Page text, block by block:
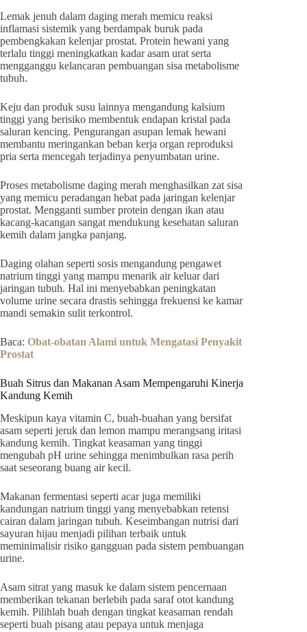
Lemak jenuh dalam daging merah memicu reaksi
inflamasi sistemik yang berdampak buruk pada
pembengkakan kelenjar prostat. Protein hewani yang
terlalu tinggi meningkatkan kadar asam urat serta
mengganggu kelancaran pembuangan sisa metabolisme
tubuh.
Keju dan produk susu lainnya mengandung kalsium
tinggi yang berisiko membentuk endapan kristal pada
saluran kencing. Pengurangan asupan lemak hewani
membantu meringankan beban kerja organ reproduksi
pria serta mencegah terjadinya penyumbatan urine.
Proses metabolisme daging merah menghasilkan zat sisa
yang memicu peradangan hebat pada jaringan kelenjar
prostat. Mengganti sumber protein dengan ikan atau
kacang-kacangan sangat mendukung kesehatan saluran
kemih dalam jangka panjang.
Daging olahan seperti sosis mengandung pengawet
natrium tinggi yang mampu menarik air keluar dari
jaringan tubuh. Hal ini menyebabkan peningkatan
volume urine secara drastis sehingga frekuensi ke kamar
mandi semakin sulit terkontrol.
Baca: Obat-obatan Alami untuk Mengatasi Penyakit
Prostat
Buah Sitrus dan Makanan Asam Mempengaruhi Kinerja
Kandung Kemih
Meskipun kaya vitamin C, buah-buahan yang bersifat
asam seperti jeruk dan lemon mampu merangsang iritasi
kandung kemih. Tingkat keasaman yang tinggi
mengubah pH urine sehingga menimbulkan rasa perih
saat seseorang buang air kecil.
Makanan fermentasi seperti acar juga memiliki
kandungan natrium tinggi yang menyebabkan retensi
cairan dalam jaringan tubuh. Keseimbangan nutrisi dari
sayuran hijau menjadi pilihan terbaik untuk
meminimalisir risiko gangguan pada sistem pembuangan
urine.
Asam sitrat yang masuk ke dalam sistem pencernaan
memberikan tekanan berlebih pada saraf otot kandung
kemih. Pilihlah buah dengan tingkat keasaman rendah
seperti buah pisang atau pepaya untuk menjaga